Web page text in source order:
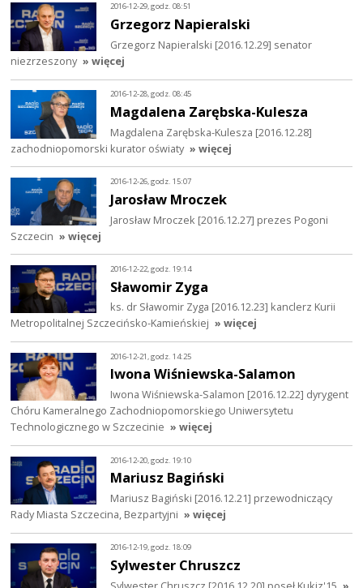
2016-12-29, godz. 08:51
Grzegorz Napieralski
Grzegorz Napieralski [2016.12.29] senator
niezrzeszony » więcej
2016-12-28, godz. 08:45
Magdalena Zarębska-Kulesza
Magdalena Zarębska-Kulesza [2016.12.28]
zachodniopomorski kurator oświaty » więcej
2016-12-26, godz. 15:07
Jarosław Mroczek
Jarosław Mroczek [2016.12.27] prezes Pogoni
Szczecin » więcej
2016-12-22, godz. 19:14
Sławomir Zyga
ks. dr Sławomir Zyga [2016.12.23] kanclerz Kurii
Metropolitalnej Szczecińsko-Kamieńskiej » więcej
2016-12-21, godz. 14:25
Iwona Wiśniewska-Salamon
Iwona Wiśniewska-Salamon [2016.12.22] dyrygent
Chóru Kameralnego Zachodniopomorskiego Uniwersytetu
Technologicznego w Szczecinie » więcej
2016-12-20, godz. 19:10
Mariusz Bagiński
Mariusz Bagiński [2016.12.21] przewodniczący
Rady Miasta Szczecina, Bezpartyjni » więcej
2016-12-19, godz. 18:09
Sylwester Chruszcz